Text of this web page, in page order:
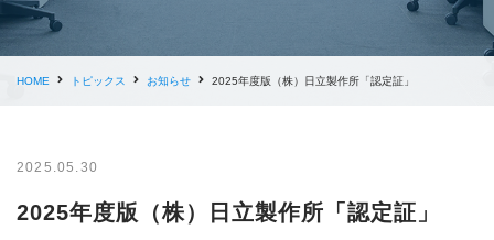
HOME トピックス お知らせ 2025年度版（株）日立製作所「認定証」
2025.05.30
2025年度版（株）日立製作所「認定証」